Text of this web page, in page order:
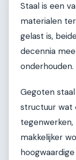
Staal is een
materialen
gelast is,
decennia
onderhouden.
Gegoten
structuur wat
tegenwerken,
makkelijker